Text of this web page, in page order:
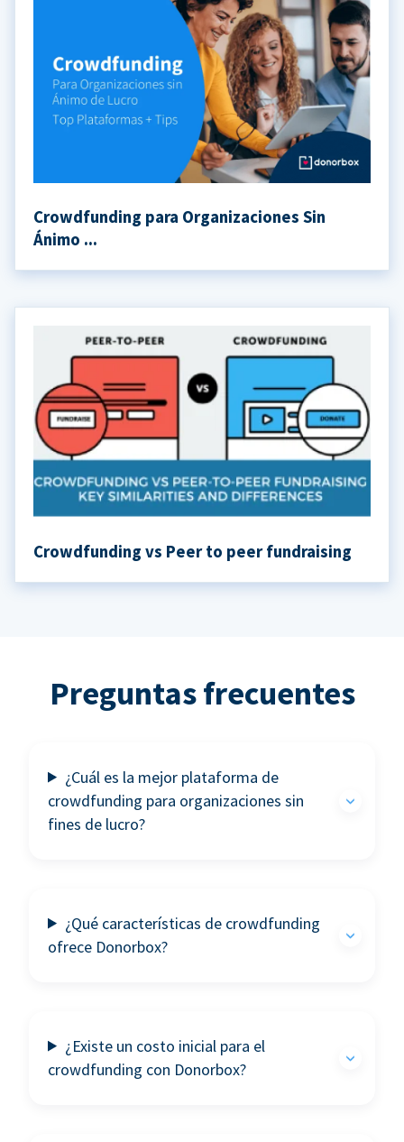
Crowdfunding para Organizaciones Sin
Ánimo ...
Crowdfunding vs Peer to peer fundraising
Preguntas frecuentes
¿Cuál es la mejor plataforma de
crowdfunding para organizaciones sin
fines de lucro?
¿Qué características de crowdfunding
ofrece Donorbox?
¿Existe un costo inicial para el
crowdfunding con Donorbox?